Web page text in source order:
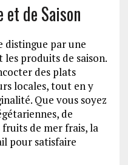
et de Saison
distingue par une
produits de saison.
des plats
locales, tout en y
Que vous soyez
de
fruits de mer frais, la
pour satisfaire